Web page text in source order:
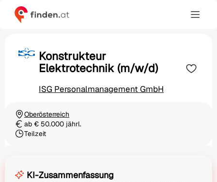
Konstrukteur
Elektrotechnik (m/w/d)
ISG Personalmanagement GmbH
Ortschaft
Oberösterreich
Gehaltab € 50.000 jährl.
Beschäftigungsart
Teilzeit
KI-Zusammenfassung